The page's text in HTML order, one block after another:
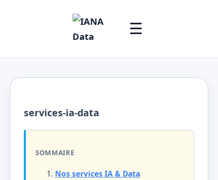
☰
services-ia-data
SOMMAIRE
Nos services IA & Data